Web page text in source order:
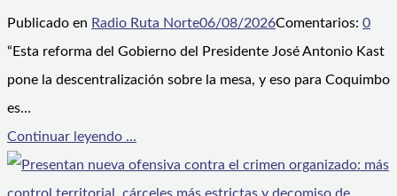
Publicado en Radio Ruta Norte06/08/2026Comentarios: 0
“Esta reforma del Gobierno del Presidente José Antonio Kast
pone la descentralización sobre la mesa, y eso para Coquimbo
es…
Continuar leyendo ...